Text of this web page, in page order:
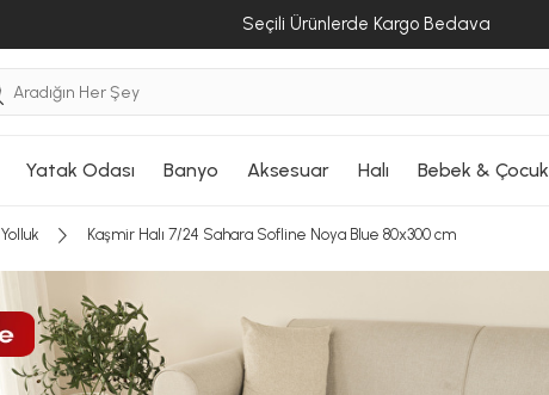
Seçili Ürünlerde Kargo Bedava
Yatak Odası Banyo Aksesuar Halı Bebek & Çocuk
Yolluk Kaşmir Halı 7/24 Sahara Sofline Noya Blue 80x300 cm